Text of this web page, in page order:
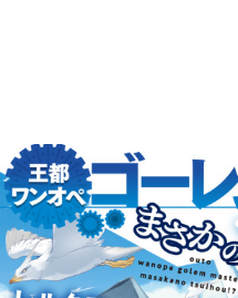
ります。戻ってこ
ももう知らん！～
メニュー
目次
目次を一覧で表示します。